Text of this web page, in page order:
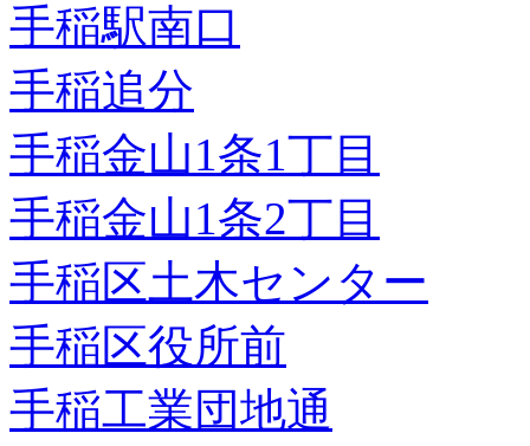
手稲駅南口
手稲追分
手稲金山1条1丁目
手稲金山1条2丁目
手稲区土木センター
手稲区役所前
手稲工業団地通